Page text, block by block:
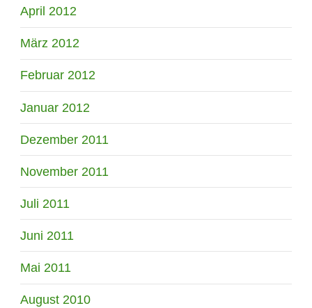
April 2012
März 2012
Februar 2012
Januar 2012
Dezember 2011
November 2011
Juli 2011
Juni 2011
Mai 2011
August 2010